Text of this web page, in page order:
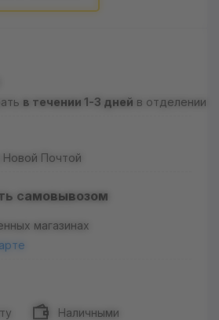
в течении 1-3 дней в отделении
Новой Почтой
самовывозом
магазинах
Наличными